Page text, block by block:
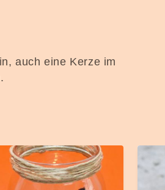
auch eine Kerze im